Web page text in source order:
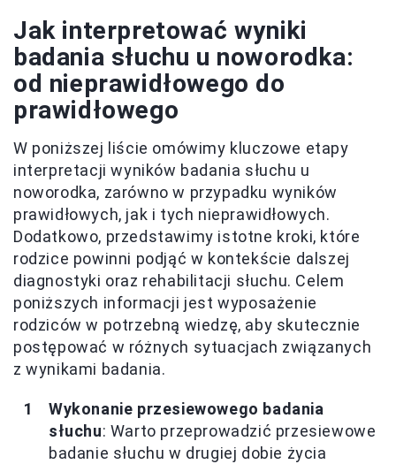
Jak interpretować wyniki
badania słuchu u noworodka:
od nieprawidłowego do
prawidłowego
W poniższej liście omówimy kluczowe etapy
interpretacji wyników badania słuchu u
noworodka, zarówno w przypadku wyników
prawidłowych, jak i tych nieprawidłowych.
Dodatkowo, przedstawimy istotne kroki, które
rodzice powinni podjąć w kontekście dalszej
diagnostyki oraz rehabilitacji słuchu. Celem
poniższych informacji jest wyposażenie
rodziców w potrzebną wiedzę, aby skutecznie
postępować w różnych sytuacjach związanych
z wynikami badania.
Wykonanie przesiewowego badania
słuchu: Warto przeprowadzić przesiewowe
badanie słuchu w drugiej dobie życia